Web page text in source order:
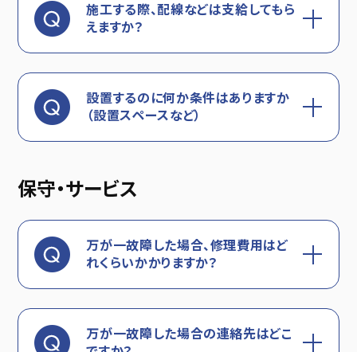
施工する際、配線などは支給してもら
えますか？
設置するのに何か条件はありますか
（設置スペースなど）
保守・サービス
万が一故障した場合、修理費用はど
れくらいかかりますか？
万が一故障した場合の連絡先はどこ